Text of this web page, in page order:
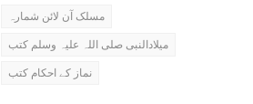
مسلک آن لائن شمارہ
میلادالنبی صلی اللہ علیہ وسلم کتب
نماز کے احکام کتب